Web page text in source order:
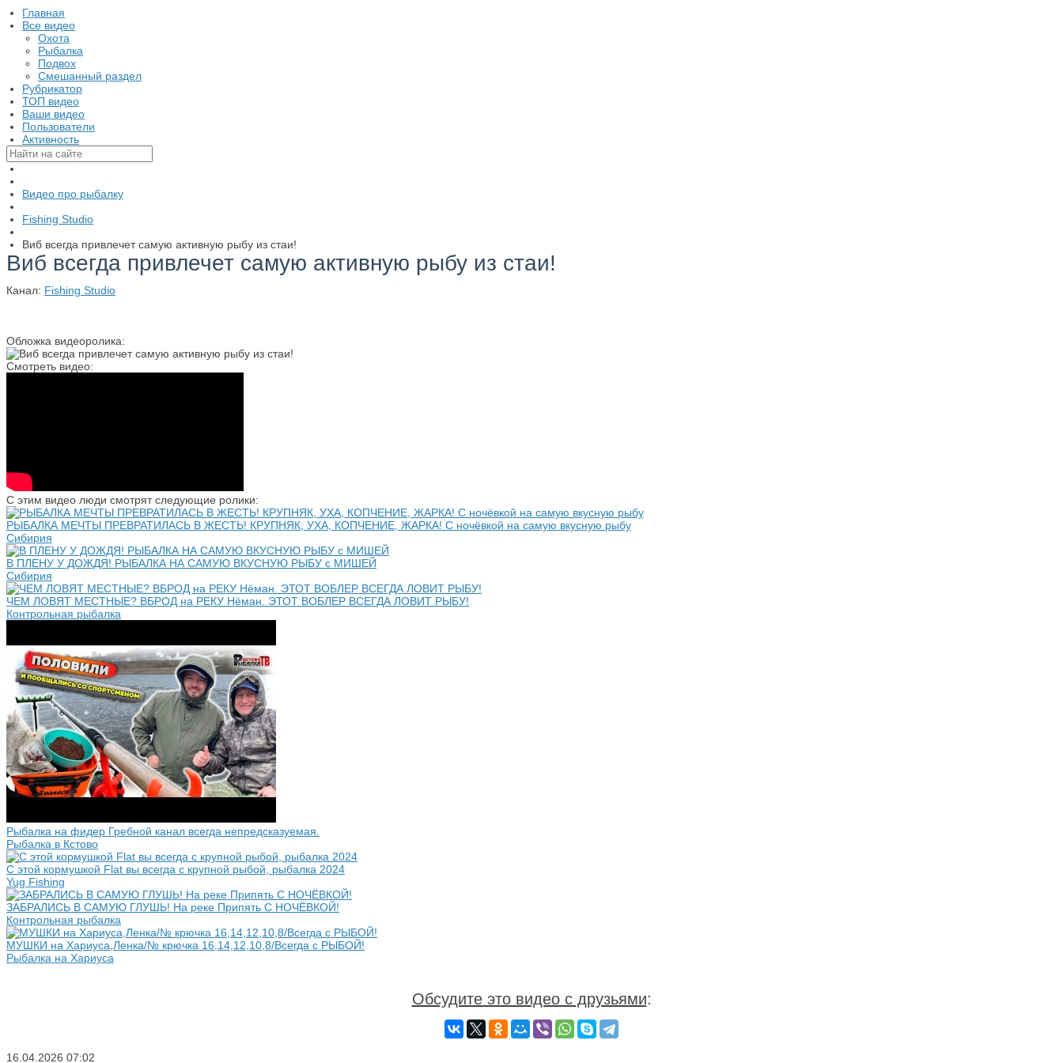
Главная
Все видео
Охота
Рыбалка
Подвох
Смешанный раздел
Рубрикатор
ТОП видео
Ваши видео
Пользователи
Активность
Видео про рыбалку
Fishing Studio
Виб всегда привлечет самую активную рыбу из стаи!
Виб всегда привлечет самую активную рыбу из стаи!
Канал: Fishing Studio
Обложка видеоролика:
Смотреть видео:
С этим видео люди смотрят следующие ролики:
РЫБАЛКА МЕЧТЫ ПРЕВРАТИЛАСЬ В ЖЕСТЬ! КРУПНЯК, УХА, КОПЧЕНИЕ, ЖАРКА! С ночёвкой на самую вкусную рыбу
Сибирия
В ПЛЕНУ У ДОЖДЯ! РЫБАЛКА НА САМУЮ ВКУСНУЮ РЫБУ с МИШЕЙ
Сибирия
ЧЕМ ЛОВЯТ МЕСТНЫЕ? ВБРОД на РЕКУ Нёман. ЭТОТ ВОБЛЕР ВСЕГДА ЛОВИТ РЫБУ!
Контрольная рыбалка
Рыбалка на фидер Гребной канал всегда непредсказуемая.
Рыбалка в Кстово
С этой кормушкой Flat вы всегда с крупной рыбой, рыбалка 2024
Yug Fishing
ЗАБРАЛИСЬ В САМУЮ ГЛУШЬ! На реке Припять С НОЧЁВКОЙ!
Контрольная рыбалка
МУШКИ на Хариуса,Ленка/№ крючка 16,14,12,10,8/Всегда с РЫБОЙ!
Рыбалка на Хариуса
Обсудите это видео с друзьями:
16.04.2026 07:02